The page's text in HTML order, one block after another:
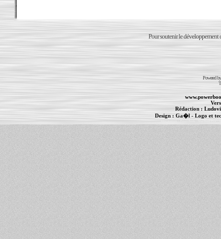
Pour soutenir le développement
Powered
Rédaction :
Design :Ga�l- Logo et
Informations :